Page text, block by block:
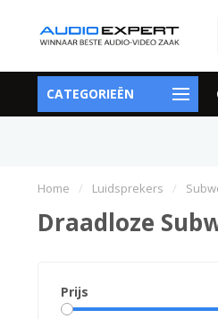
CATEGORIEËN 073-
Home / Luidsprekers /
Draadloze
Prijs